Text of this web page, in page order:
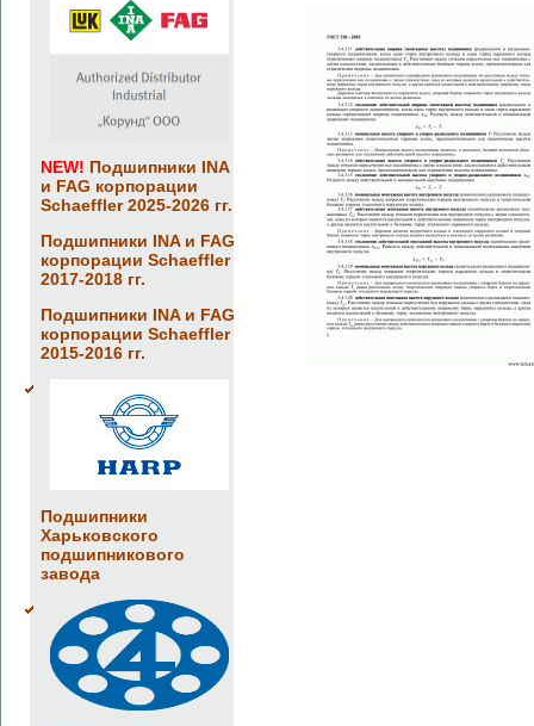
NEW! Подшипники INA
и FAG корпорации
Schaeffler 2025-2026 гг.
Подшипники INA и FAG
корпорации Schaeffler
2017-2018 гг.
Подшипники INA и FAG
корпорации Schaeffler
2015-2016 гг.
Подшипники
Харьковского
подшипникового
завода